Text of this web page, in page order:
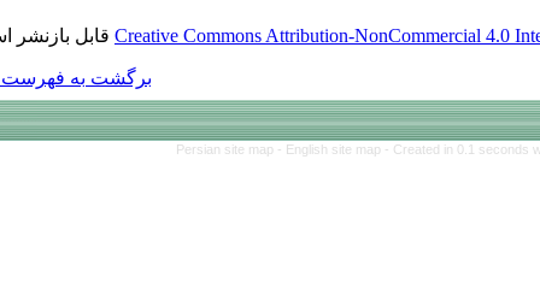
Creative Commonsقابل بازنشر است.
Persian site map